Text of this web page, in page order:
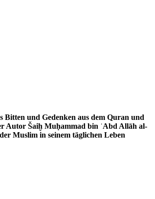
Autor Šaiḫ Muḥammad bin ʿAbd Allāh al-
Muslim in seinem täglichen Leben